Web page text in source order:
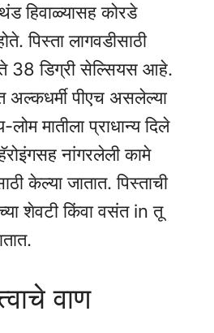
हिवाळ्यासह कोरडे
पिस्ता लागवडीसाठी
38 डिग्री सेल्सियस आहे.
अल्कधर्मी पीएच असलेल्या
मातीला प्राधान्य दिले
नांगरलेली कामे
केल्या जातात. पिस्ताची
शेवटी किंवा वसंत in तू
वाण